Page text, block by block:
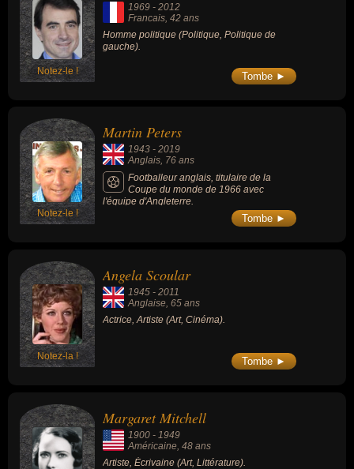
Notez-le !
1969 - 2012
Francais, 42 ans
Homme politique (Politique, Politique de
gauche).
Tombe ►
Notez-le !
Martin Peters
1943 - 2019
Anglais, 76 ans
Footballeur anglais, titulaire de la
Coupe du monde de 1966 avec
l'équipe d'Angleterre.
Tombe ►
Notez-la !
Angela Scoular
1945 - 2011
Anglaise, 65 ans
Actrice, Artiste (Art, Cinéma).
Tombe ►
Margaret Mitchell
1900 - 1949
Américaine , 48 ans
Artiste, Écrivaine (Art, Littérature).